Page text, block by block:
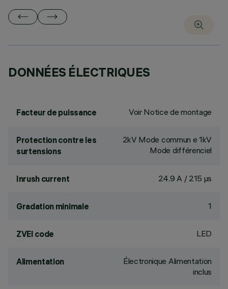
DONNÉES ÉLECTRIQUES
Facteur de puissance Voir Notice de montage
Protection contre les
surtensions
2kV Mode commun e 1kV
Mode différenciel
Inrush current 24.9 A / 215 µs
Gradation minimale 1
ZVEI code LED
Alimentation
Électronique Alimentation
inclus